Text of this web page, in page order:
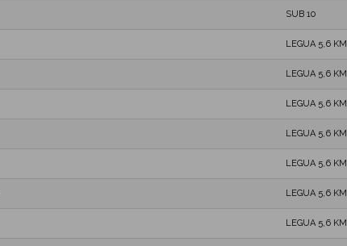
SUB 10
LEGUA 5,6 KM
LEGUA 5,6 KM
LEGUA 5,6 KM
LEGUA 5,6 KM
LEGUA 5,6 KM
LEGUA 5,6 KM
LEGUA 5,6 KM